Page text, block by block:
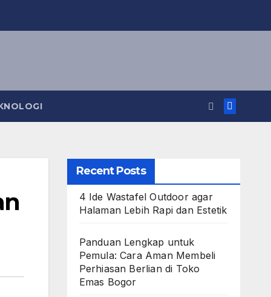
Recent Posts
4 Ide Wastafel Outdoor agar
Halaman Lebih Rapi dan Estetik
Panduan Lengkap untuk
Pemula: Cara Aman Membeli
Perhiasan Berlian di Toko
Emas Bogor